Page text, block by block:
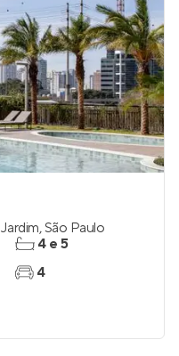
,São Paulo
4 e 5
4